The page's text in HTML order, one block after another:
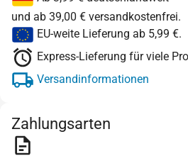
und ab 39,00 € versandkostenfrei.
EU-weite Lieferung ab 5,99 €.
Express-Lieferung für viele
Versandinformationen
Zahlungsarten